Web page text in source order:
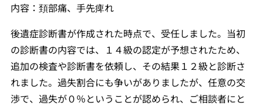
内容：頚部痛、手先痺れ
後遺症診断書が作成された時点で、受任しました。当初
の診断書の内容では、１４級の認定が予想されたため、
追加の検査や診断書を依頼し、その結果１２級と診断さ
れました。過失割合にも争いがありましたが、任意の交
渉で、過失が０％ということが認められ、ご相談者にと